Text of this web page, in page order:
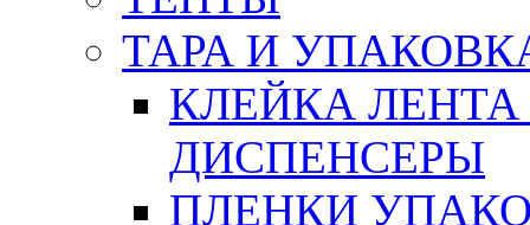
ТАРА И
КЛЕЙКА
ДИСПЕНСЕРЫ
ПЛЕНКИ